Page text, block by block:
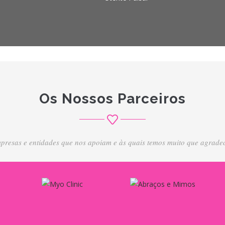
Os Nossos Parceiros
e entidades que nos apoiam e às quais temos muito que